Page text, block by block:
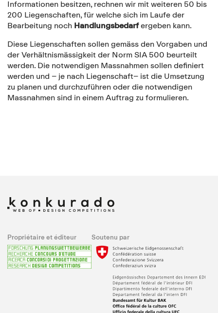
Informationen besitzen, rechnen wir mit weiteren 50 bis
200 Liegenschaften, für welche sich im Laufe der
Bearbeitung noch Handlungsbedarfergeben kann.
Diese Liegenschaften sollen gemäss den Vorgaben und
der Verhältnismässigkeit der Norm SIA 500 beurteilt
werden. Die notwendigen Massnahmen sollen definiert
werden und – je nach Liegenschaft– ist die Umsetzung
zu planen und durchzuführen oder die notwendigen
Massnahmen sind in einem Auftrag zu formulieren.
Propriétaire et éditeur Soutenu par